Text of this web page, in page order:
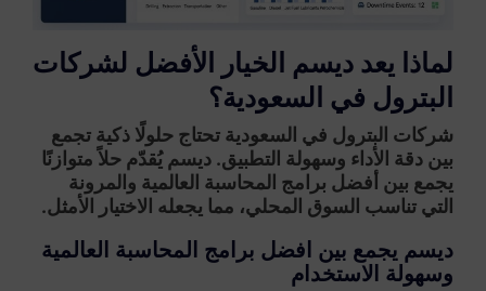
لماذا يعد ديسم الخيار الأفضل لشركات
البترول في السعودية؟
شركات البترول في السعودية تحتاج حلولًا ذكية تجمع
بين دقة الأداء وسهولة التطبيق. ديسم يُقدّم حلاً متوازنًا
يجمع بين أفضل برامج المحاسبة العالمية والمرونة
التي تناسب السوق المحلي، مما يجعله الاختيار الأمثل.
ديسم يجمع بين افضل برامج المحاسبة العالمية
وسهولة الاستخدام